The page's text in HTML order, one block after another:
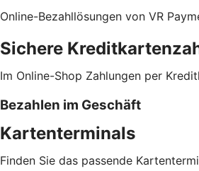
Online-Bezahllösungen von VR
Sichere
Im Online-Shop Zahlungen per
Bezahlen im Geschäft
Kartenterminals
Finden Sie das passende